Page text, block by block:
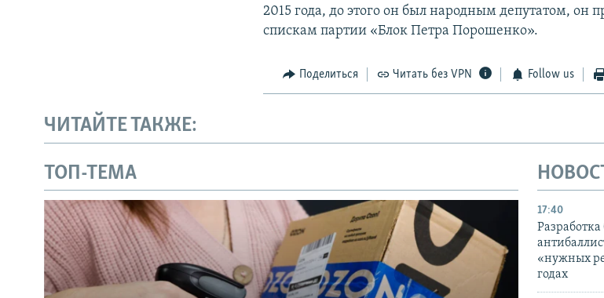
2015 года, до этого он был народным депутатом, он
спискам партии «Блок Петра Порошенко».
Поделиться Читать без VPN Follow us
ЧИТАЙТЕ ТАКЖЕ:
ТОП-ТЕМА
17:40
«нужных
годах